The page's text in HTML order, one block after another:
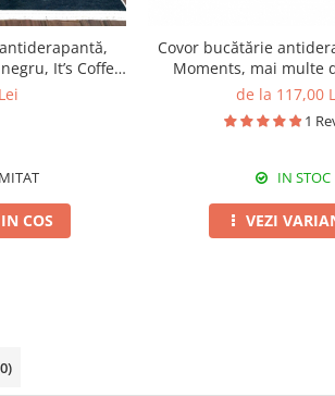
It’s Coffee
COS
Covor bucătărie
Moments, mai multe
de la 117,00
1
IN STOC
VEZI